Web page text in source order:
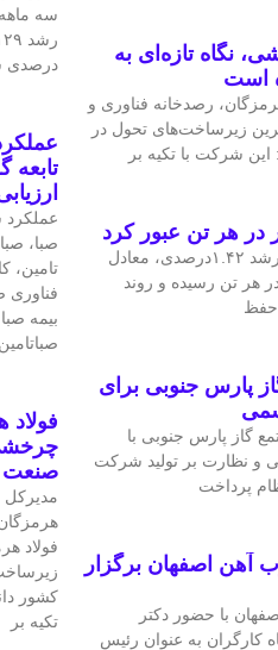
نگاه تازه‌ای به
است
رصدخانه فناوری و
زیرساخت‌های تحول در
شرکت با تکیه بر
قیمت جهانی مس در معاملات اخیر با رشد ۱.۴۲درصدی، معادل
به ۱۴هزار و ۴۷.۹۷ دلار در هر تن رسیده و روند
حفظ
پارس جنوبی برای
گاز پارس جنوبی با
و نظارت بر تولید شرکت
پرداخت
آهن اصفهان برگزار
با حضور دکتر
کارگران به عنوان رئیس
سه
درصدی
تابعه
صبا،
تامین،
فناوری
بیمه
صباتامین
فولاد
صنعت
فولاد
کشور
تکیه بر